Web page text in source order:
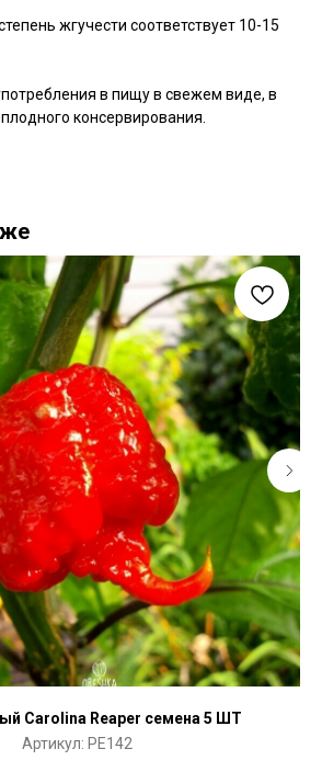
жгучести соответствует 10-15
в пищу в свежем виде, в
консервирования.
Carolina Reaper семена 5 ШТ
Артикул: PE142